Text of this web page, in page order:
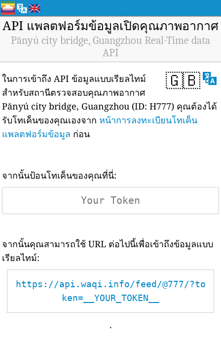
API แพลตฟอร์มข้อมูลเปิดคุณภาพอากาศ
Pānyú city bridge, Guangzhou Real-Time data
API
🇬🇧
ในการเข้าถึง API ข้อมูลแบบเรียลไทม์
สำหรับสถานีตรวจสอบคุณภาพอากาศ
Pānyú city bridge, Guangzhou (ID: H777) คุณต้องได้
รับโทเค็นของคุณเองจาก หน้าการลงทะเบียนโทเค็น
แพลตฟอร์มข้อมูล ก่อน
จากนั้นป้อนโทเค็นของคุณที่นี่:
จากนั้นคุณสามารถใช้ URL ต่อไปนี้เพื่อเข้าถึงข้อมูลแบบ
เรียลไทม์:
https://api.waqi.info/feed/@777/?to
ken=__YOUR_TOKEN__
.